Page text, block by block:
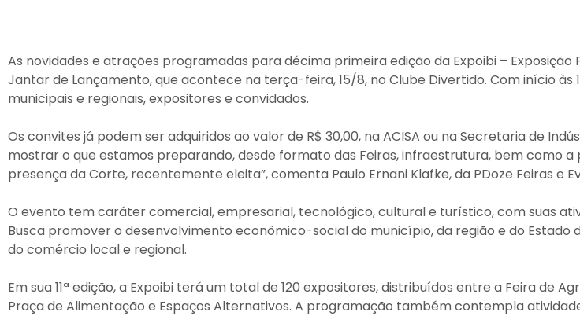
As novidades e atrações programadas para décima primeira edição da Expoibi –
Jantar de Lançamento, que acontece na terça-feira, 15/8, no Clube Divertido. Com início às
municipais e regionais, expositores e convidados.
Os convites já podem ser adquiridos ao valor de R$ 30,00, na ACISA ou na Secretaria de
mostrar o que estamos preparando, desde formato das Feiras, infraestrutura, bem como
presença da Corte, recentemente eleita”, comenta Paulo Ernani Klafke, da PDoze Feiras e
O evento tem caráter comercial, empresarial, tecnológico, cultural e turístico, com suas
Busca promover o desenvolvimento econômico-social do município, da região e do Estado
do comércio local e regional.
Em sua 11ª edição, a Expoibi terá um total de 120 expositores, distribuídos entre a Feira de
Praça de Alimentação e Espaços Alternativos. A programação também contempla